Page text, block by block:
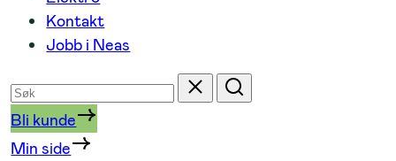
Kontakt
Jobb i Neas
Søk
etter
Tilbakestill
Søk
Bli kunde
Min side